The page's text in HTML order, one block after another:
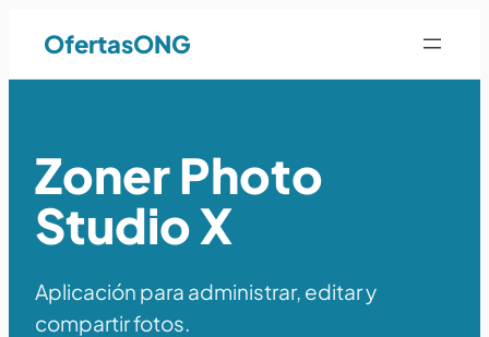
OfertasONG
Zoner Photo
Studio X
Aplicación para administrar, editar y
compartir fotos.